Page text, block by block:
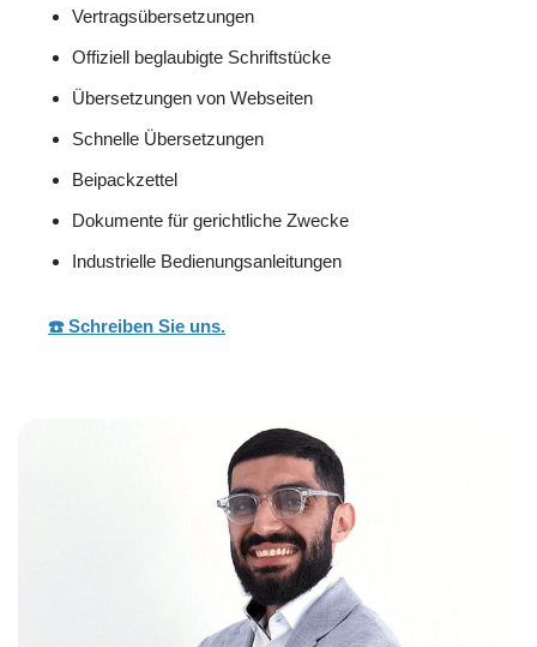
Vertragsübersetzungen
Offiziell beglaubigte Schriftstücke
Übersetzungen von Webseiten
Schnelle Übersetzungen
Beipackzettel
Dokumente für gerichtliche Zwecke
Industrielle Bedienungsanleitungen
☎️ Schreiben Sie uns.